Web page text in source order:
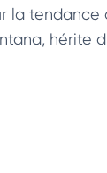
la tendance
hérite